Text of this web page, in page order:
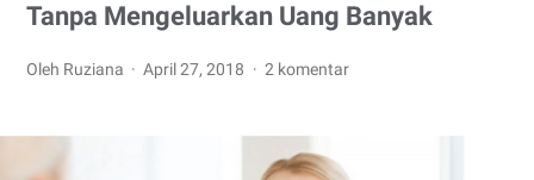
Tanpa Mengeluarkan Uang Banyak
Oleh Ruziana April 27, 2018 2 komentar